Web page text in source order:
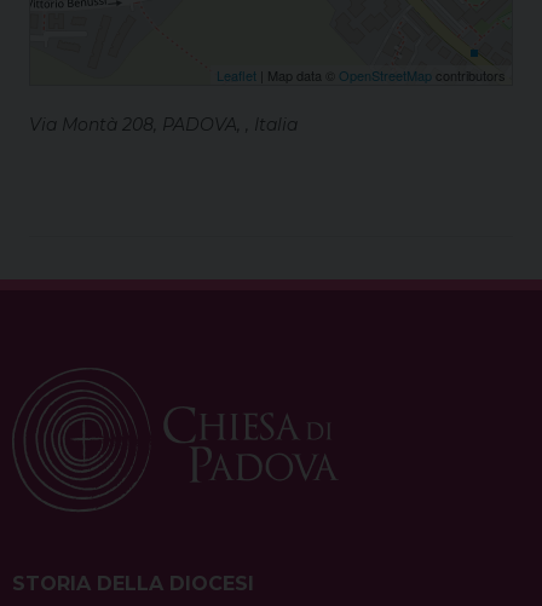
Leaflet | Map data © OpenStreetMap contributors
Via Montà 208, PADOVA, , Italia
STORIA DELLA DIOCESI